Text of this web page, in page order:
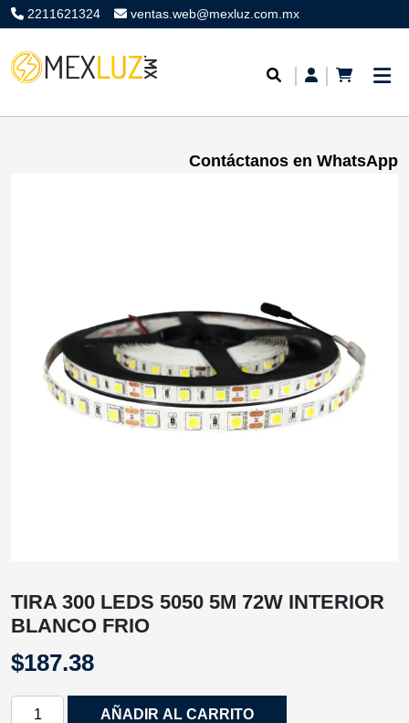
2211621324 ventas.web@mexluz.com.mx
Contáctanos en WhatsApp
TIRA 300 LEDS 5050 5M 72W INTERIOR
BLANCO FRIO
$187.38
TIRA
AÑADIR AL CARRITO